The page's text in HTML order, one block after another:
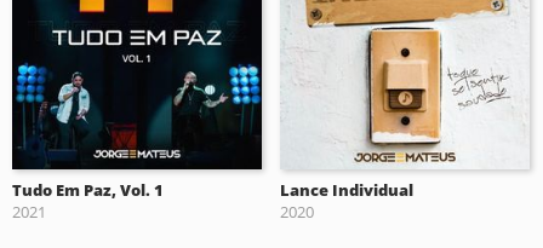
Tudo Em Paz, Vol. 1
2021
Lance Individual
2020